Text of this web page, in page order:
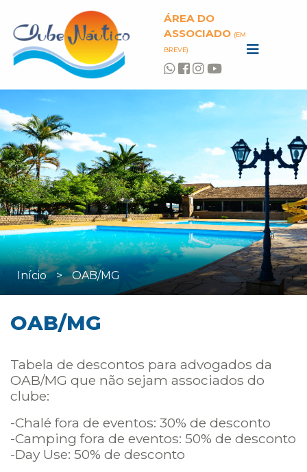
ÁREA DO
ASSOCIADO (EM
BREVE)
Início > OAB/MG
OAB/MG
Tabela de descontos para advogados da
OAB/MG que não sejam associados do
clube:
-Chalé fora de eventos: 30% de desconto
-Camping fora de eventos: 50% de desconto
-Day Use: 50% de desconto